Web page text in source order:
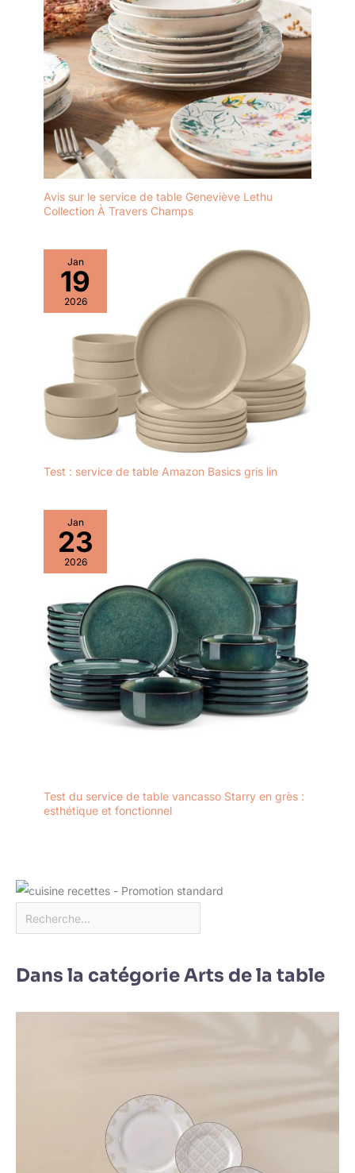
Avis sur le service de table Geneviève Lethu
Collection À Travers Champs‍‍‍‍‍‍‍‍‍‍‍‍‍‍‍‍‍‍‍‍‍‍‍‍‍‍‍‍‍‍‍‍‍‍‍‍‍‍‍‍‍‍‍‍‍‍‍‍‍‍‍‍‍‍‍‍‍‍‍‍‍‍‍‍‍‍‍‍‍‍‍‍‍‍‍‍‍‍‍‍‍‍‍‍‍‍‍‍‍‍‍‍‍‍‍‍‍‍‍‍‍‍‍‍‍‍‍‍‍‍‍‍‍‍‍‍‍‍‍‍‍‍‍‍‍‍‍‍‍‍‍‍‍‍‍‍‍‍‍‍‍‍‍‍‍‍‍‍‍‍‍‍‍‍‍‍‍‍‍‍‍‍‍‍‍‍‍‍‍‍‍‍‍‍‍‍‍‍‍‍‍‍‍
Jan
19
2026
Test : service de table Amazon Basics gris lin
Jan
23
2026
Test du service de table vancasso Starry en grès :
esthétique et fonctionnel
Dans la catégorie Arts de la table